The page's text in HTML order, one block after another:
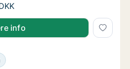
andelsbolig i Storkøbenhavn
i Storkøbenhavn eller
info
andelsbolig i Storkøbenhavn